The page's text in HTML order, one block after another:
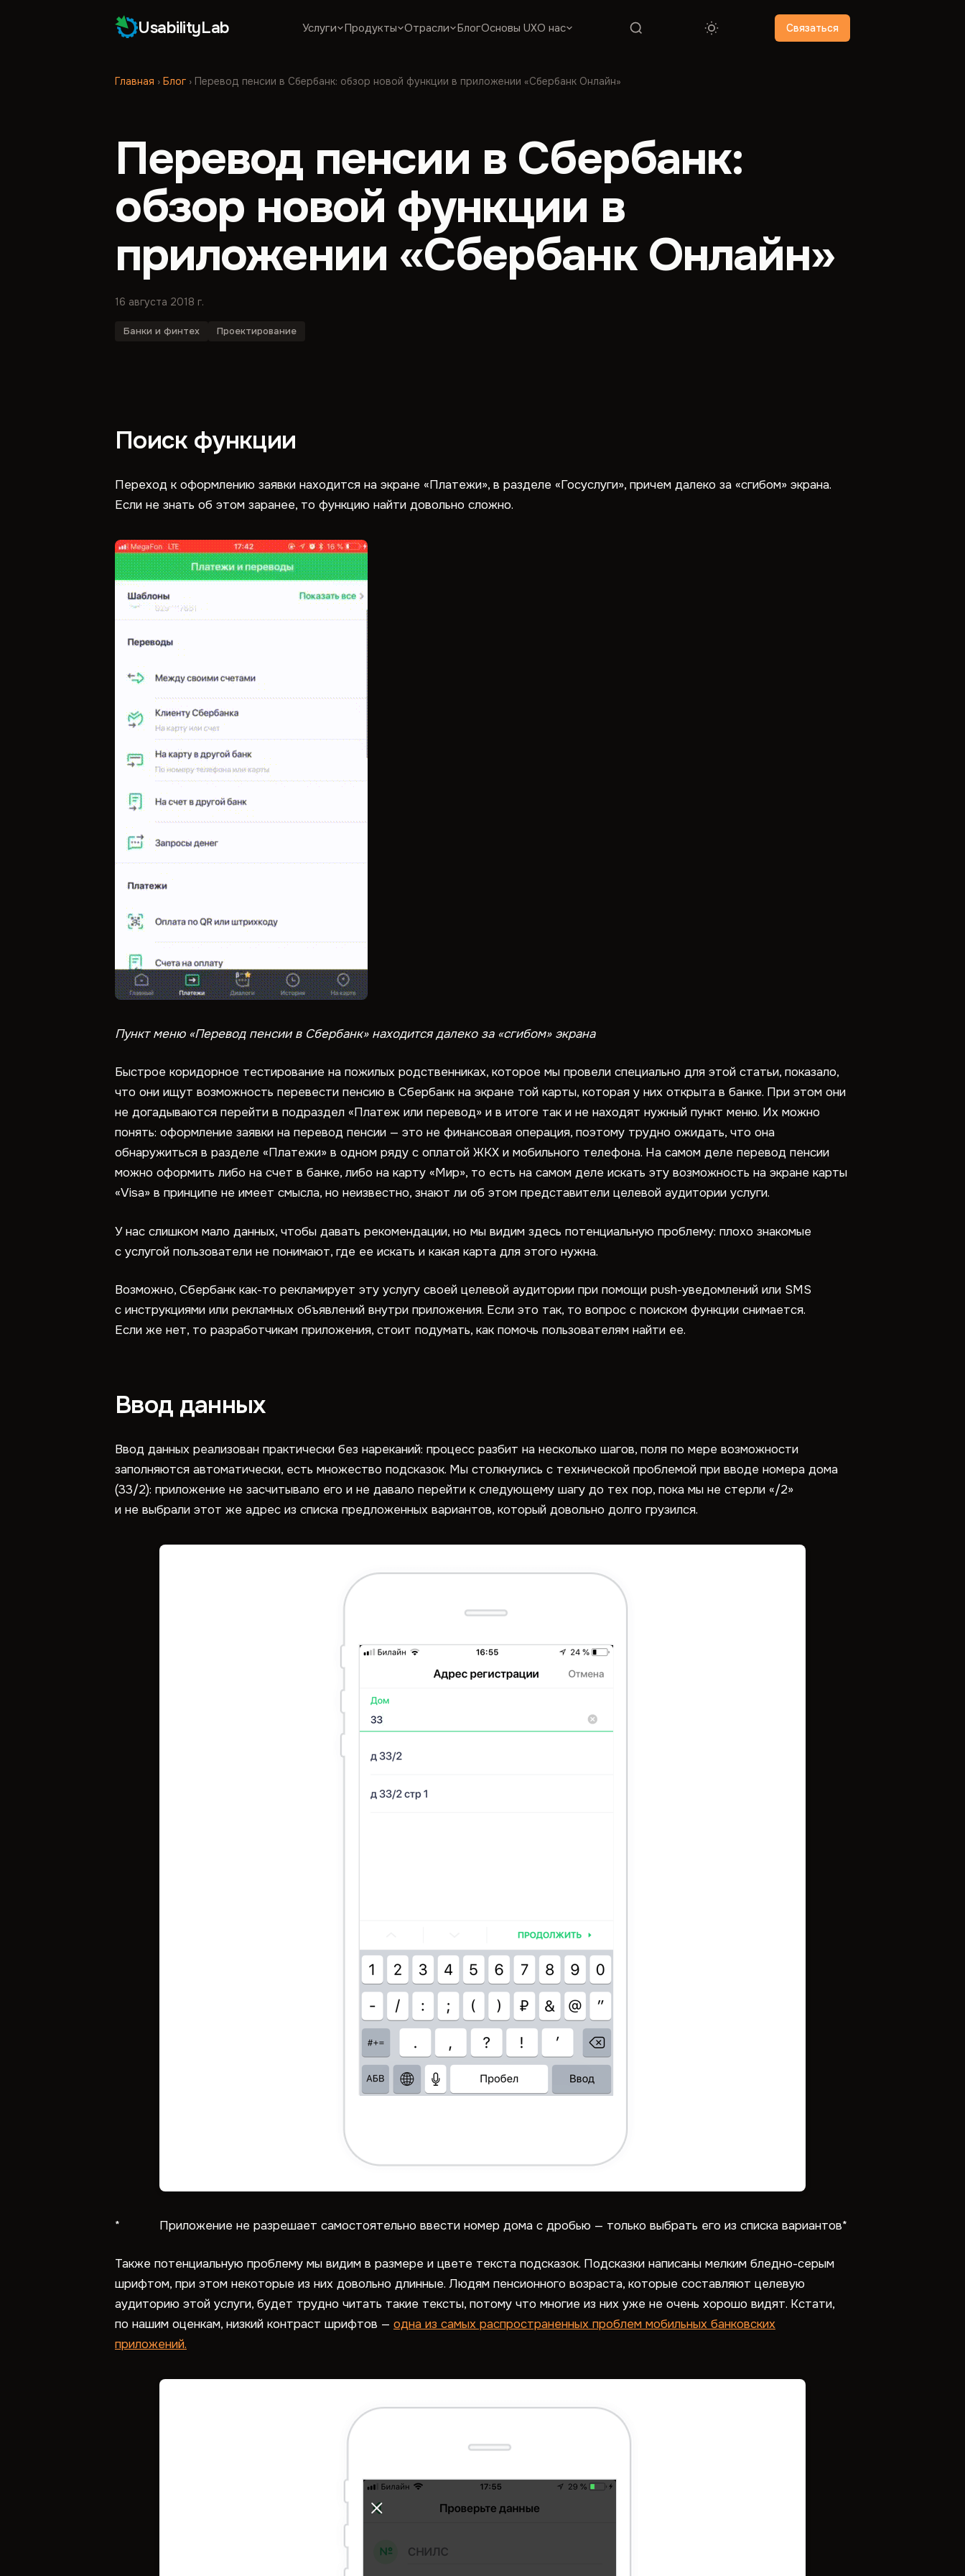
UsabilityLab Услуги Продукты Отрасли БлогОсновы UXО нас Связаться
Главная › Блог › Перевод пенсии в Сбербанк: обзор новой функции в приложении «Сбербанк Онлайн»
Перевод пенсии в Сбербанк:
обзор новой функции в
приложении «Сбербанк Онлайн»
16 августа 2018 г.
Банки и финтех Проектирование
Поиск функции
Переход к оформлению заявки находится на экране «Платежи», в разделе «Госуслуги», причем далеко за «сгибом» экрана.
Если не знать об этом заранее, то функцию найти довольно сложно.
Пункт меню «Перевод пенсии в Сбербанк» находится далеко за «сгибом» экрана
Быстрое коридорное тестирование на пожилых родственниках, которое мы провели специально для этой статьи, показало,
что они ищут возможность перевести пенсию в Сбербанк на экране той карты, которая у них открыта в банке. При этом они
не догадываются перейти в подраздел «Платеж или перевод» и в итоге так и не находят нужный пункт меню. Их можно
понять: оформление заявки на перевод пенсии — это не финансовая операция, поэтому трудно ожидать, что она
обнаружиться в разделе «Платежи» в одном ряду с оплатой ЖКХ и мобильного телефона. На самом деле перевод пенсии
можно оформить либо на счет в банке, либо на карту «Мир», то есть на самом деле искать эту возможность на экране карты
«Visa» в принципе не имеет смысла, но неизвестно, знают ли об этом представители целевой аудитории услуги.
У нас слишком мало данных, чтобы давать рекомендации, но мы видим здесь потенциальную проблему: плохо знакомые
с услугой пользователи не понимают, где ее искать и какая карта для этого нужна.
Возможно, Сбербанк как-то рекламирует эту услугу своей целевой аудитории при помощи push-уведомлений или SMS
с инструкциями или рекламных объявлений внутри приложения. Если это так, то вопрос с поиском функции снимается.
Если же нет, то разработчикам приложения, стоит подумать, как помочь пользователям найти ее.
Ввод данных
Ввод данных реализован практически без нареканий: процесс разбит на несколько шагов, поля по мере возможности
заполняются автоматически, есть множество подсказок. Мы столкнулись с технической проблемой при вводе номера дома
(33/2): приложение не засчитывало его и не давало перейти к следующему шагу до тех пор, пока мы не стерли «/2»
и не выбрали этот же адрес из списка предложенных вариантов, который довольно долго грузился.
* Приложение не разрешает самостоятельно ввести номер дома с дробью — только выбрать его из списка вариантов*
Также потенциальную проблему мы видим в размере и цвете текста подсказок. Подсказки написаны мелким бледно-серым
шрифтом, при этом некоторые из них довольно длинные. Людям пенсионного возраста, которые составляют целевую
аудиторию этой услуги, будет трудно читать такие тексты, потому что многие из них уже не очень хорошо видят. Кстати,
по нашим оценкам, низкий контраст шрифтов — одна из самых распространенных проблем мобильных банковских
приложений.